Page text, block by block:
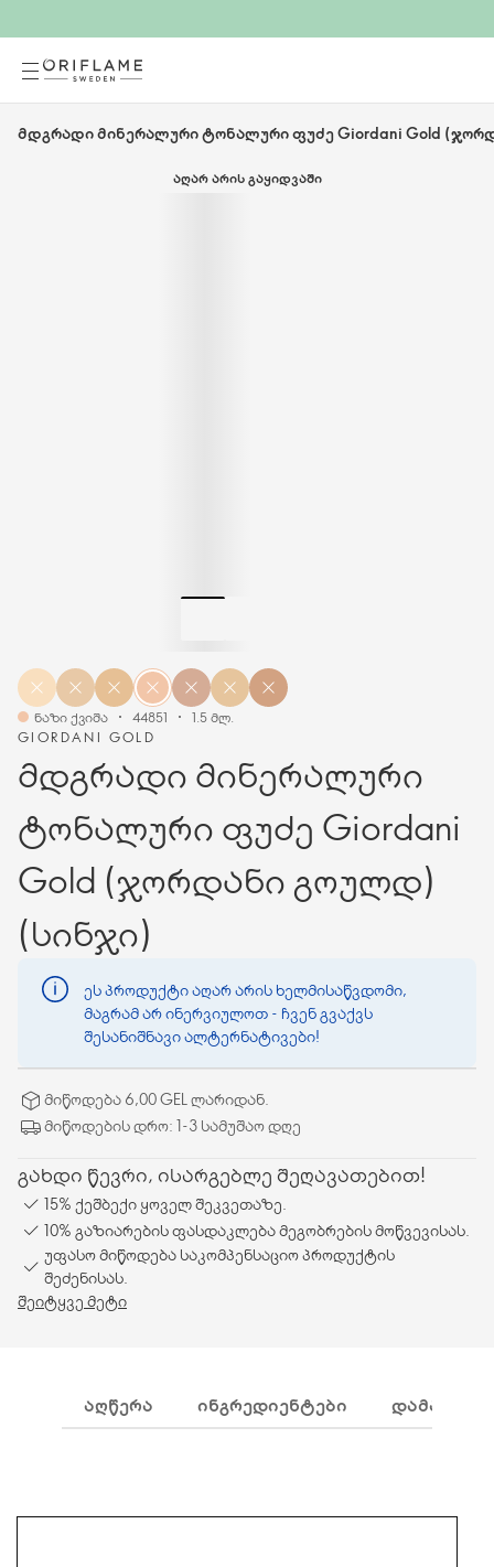
მდგრადი მინერალური ტონალური ფუძე Giordani Gold
ᲐᲦᲐᲠ ᲐᲠᲘᲡ ᲒᲐᲧᲘᲓᲕᲐᲨᲘ
GIORDANI GOLD
მდგრადი მინერალური
ტონალური ფუძე Giordani
Gold (ჯორდანი გოულდ)
(სინჯი)
ნაზი ქვიშა 44851 1.5 მლ.
ეს პროდუქტი აღარ არის ხელმისაწვდომი,
მაგრამ არ ინერვიულოთ - ჩვენ გვაქვს
შესანიშნავი ალტერნატივები!
მიწოდება 6,00 GEL ლარიდან.
მიწოდების დრო: 1-3 სამუშაო დღე
გახდი წევრი, ისარგებლე შეღავათებით!
15% ქეშბექი ყოველ შეკვეთაზე.
10% გაზიარების ფასდაკლება მეგობრების მოწვევისას.
უფასო მიწოდება საკომპენსაციო პროდუქტის
შეძენისას.
შეიტყვე მეტი
ᲐᲦᲬᲔᲠᲐ ᲘᲜᲒᲠᲔᲓᲘᲔᲜᲢᲔᲑᲘ